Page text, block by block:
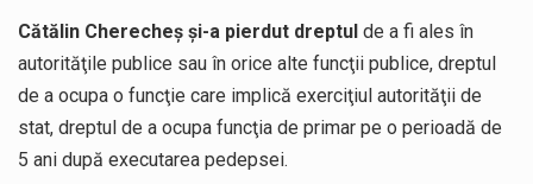
Cătălin Cherecheș și-a pierdut dreptul de a fi ales în
autorităţile publice sau în orice alte funcţii publice, dreptul
de a ocupa o funcţie care implică exerciţiul autorităţii de
stat, dreptul de a ocupa funcţia de primar pe o perioadă de
5 ani după executarea pedepsei.